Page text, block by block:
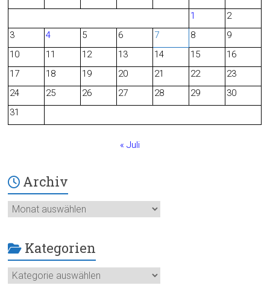
b
o
1
2
3
4 5 6 7 8
9
10
11 12 13 14 15
16
17
18 19 20 21 22
23
24
25 26 27 28 29
30
31
« Juli
Archiv
Archiv
Kategorien
Kategorien